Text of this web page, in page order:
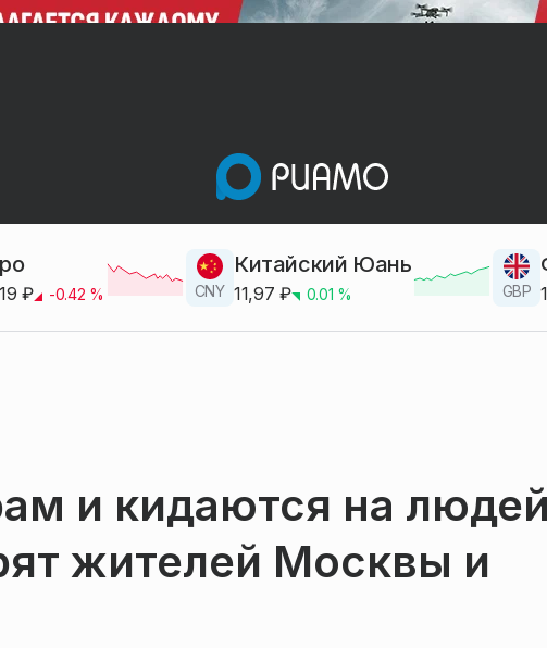
₽ -0.42 % CNY
Китайский Юань
11,97 ₽ 0.01 % GBP
и кидаются на
жителей Москвы и